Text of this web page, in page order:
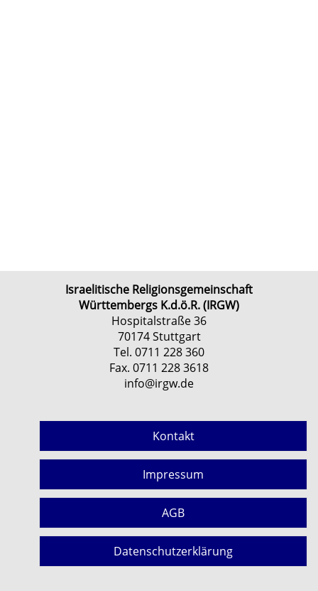
Israelitische Religionsgemeinschaft
Württembergs K.d.ö.R. (IRGW)
Hospitalstraße 36
70174 Stuttgart
Tel. 0711 228 360
Fax. 0711 228 3618
info@irgw.de
Kontakt
Impressum
AGB
Datenschutzerklärung